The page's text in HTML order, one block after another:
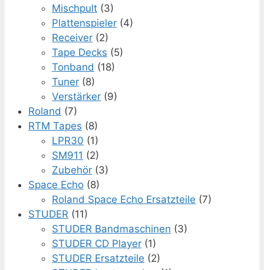
Mischpult (3)
Plattenspieler (4)
Receiver (2)
Tape Decks (5)
Tonband (18)
Tuner (8)
Verstärker (9)
Roland (7)
RTM Tapes (8)
LPR30 (1)
SM911 (2)
Zubehör (3)
Space Echo (8)
Roland Space Echo Ersatzteile (7)
STUDER (11)
STUDER Bandmaschinen (3)
STUDER CD Player (1)
STUDER Ersatzteile (2)